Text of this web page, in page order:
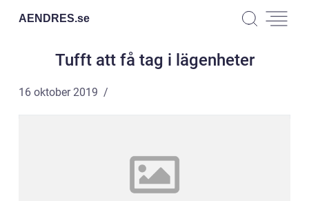
AENDRES.se
Tufft att få tag i lägenheter
16 oktober 2019